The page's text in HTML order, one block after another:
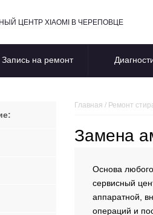
ЦЕНТР XIAOMI В ЧЕРЕПОВЦЕ
Запись на ремонт
Главная / Ремонт
Замена
Основа
сервисный
аппаратной,
операций и